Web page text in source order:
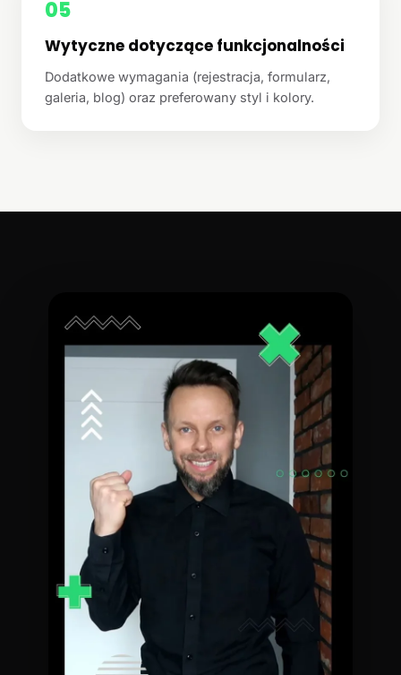
05
Wytyczne dotyczące funkcjonalności
Dodatkowe wymagania (rejestracja, formularz,
galeria, blog) oraz preferowany styl i kolory.